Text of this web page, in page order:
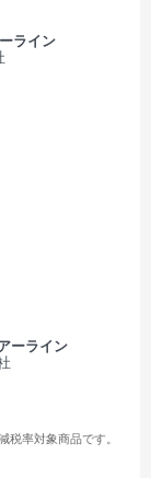
ライン
ーライン
率対象商品です。